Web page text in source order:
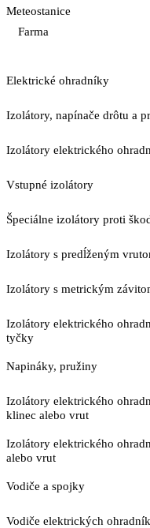
Meteostanice
Farma
Elektrické ohradníky
Izolátory, napínače drôtu a
Izolátory elektrického
Vstupné izolátory
Špeciálne izolátory proti
Izolátory s predĺženým
Izolátory s metrickým
Izolátory elektrického
tyčky
Napináky, pružiny
Izolátory elektrického
klinec alebo vrut
Izolátory elektrického
alebo vrut
Vodiče a spojky
Vodiče elektrických